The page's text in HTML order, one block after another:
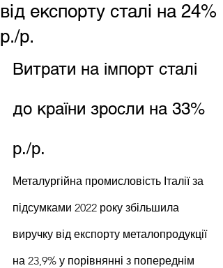
від експорту сталі на 24%
р./р.
Витрати на імпорт сталі
до країни зросли на 33%
р./р.
Металургійна промисловість Італії за
підсумками 2022 року збільшила
виручку від експорту металопродукції
на 23,9% у порівнянні з попереднім